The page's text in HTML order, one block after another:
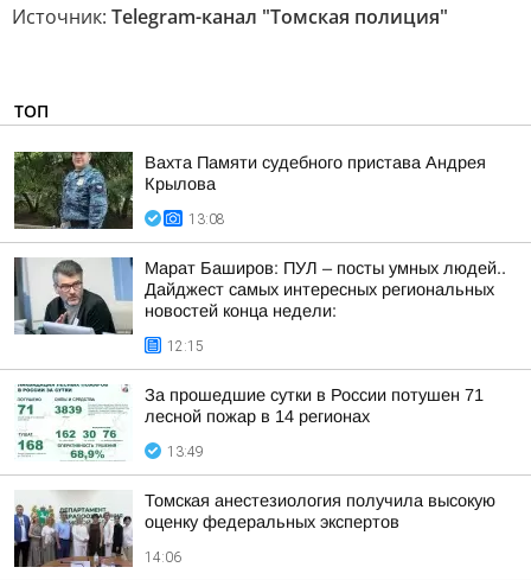
Источник: Telegram-канал "Томская полиция"
ТОП
Вахта Памяти судебного пристава Андрея
Крылова
13:08
Марат Баширов: ПУЛ – посты умных людей..
Дайджест самых интересных региональных
новостей конца недели:
12:15
За прошедшие сутки в России потушен 71
лесной пожар в 14 регионах
13:49
Томская анестезиология получила высокую
оценку федеральных экспертов
14:06